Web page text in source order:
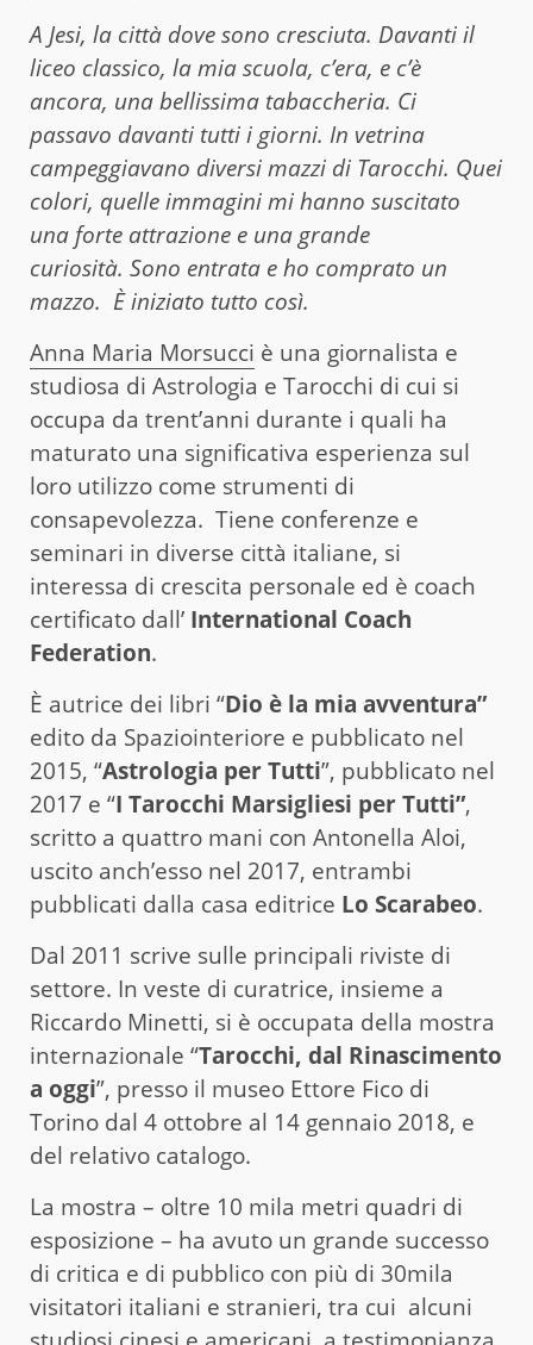
A Jesi, la città dove sono cresciuta. Davanti il
liceo classico, la mia scuola, c’era, e c’è
ancora, una bellissima tabaccheria. Ci
passavo davanti tutti i giorni. In vetrina
campeggiavano diversi mazzi di Tarocchi. Quei
colori, quelle immagini mi hanno suscitato
una forte attrazione e una grande
curiosità. Sono entrata e ho comprato un
mazzo. È iniziato tutto così.
Anna Maria Morsucci è una giornalista e
studiosa di Astrologia e Tarocchi di cui si
occupa da trent’anni durante i quali ha
maturato una significativa esperienza sul
loro utilizzo come strumenti di
consapevolezza. Tiene conferenze e
seminari in diverse città italiane, si
interessa di crescita personale ed è coach
certificato dall’ International Coach
Federation.
È autrice dei libri “Dio è la mia avventura”
edito da Spaziointeriore e pubblicato nel
2015, “Astrologia per Tutti”, pubblicato nel
2017 e “I Tarocchi Marsigliesi per Tutti”,
scritto a quattro mani con Antonella Aloi,
uscito anch’esso nel 2017, entrambi
pubblicati dalla casa editrice Lo Scarabeo.
Dal 2011 scrive sulle principali riviste di
settore. In veste di curatrice, insieme a
Riccardo Minetti, si è occupata della mostra
internazionale “Tarocchi, dal Rinascimento
a oggi”, presso il museo Ettore Fico di
Torino dal 4 ottobre al 14 gennaio 2018, e
del relativo catalogo.
La mostra – oltre 10 mila metri quadri di
esposizione – ha avuto un grande successo
di critica e di pubblico con più di 30mila
visitatori italiani e stranieri, tra cui alcuni